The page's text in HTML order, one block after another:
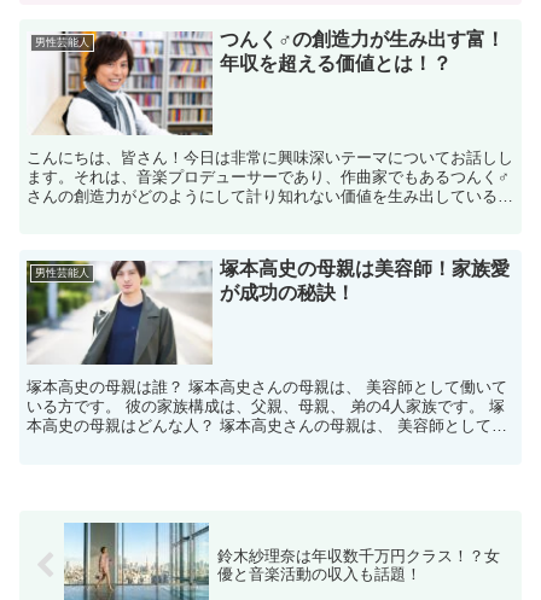
男性芸能人
つんく♂の創造力が生み出す富！
年収を超える価値とは！？
こんにちは、皆さん！今日は非常に興味深いテーマについてお話しし
ます。それは、音楽プロデューサーであり、作曲家でもあるつんく♂
さんの創造力がどのようにして計り知れない価値を生み出しているの
男性芸能人
塚本高史の母親は美容師！家族愛
が成功の秘訣！
塚本高史の母親は誰？ 塚本高史さんの母親は、 美容師として働いて
いる方です。 彼の家族構成は、父親、母親、 弟の4人家族です。 塚
本高史の母親はどんな人？ 塚本高史さんの母親は、 美容師としての
鈴木紗理奈は年収数千万円クラス！？女
優と音楽活動の収入も話題！